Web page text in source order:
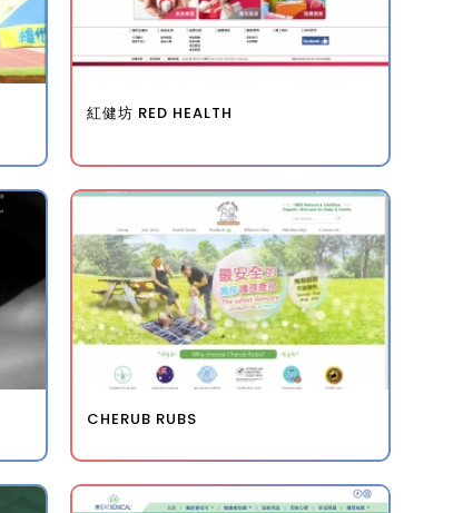
紅健坊 RED HEALTH
CHERUB RUBS